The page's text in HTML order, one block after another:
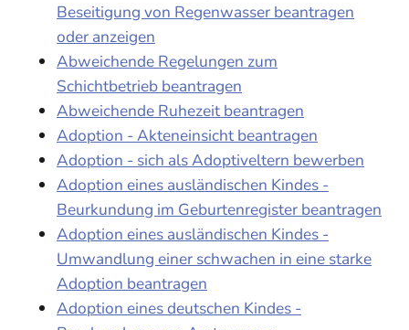
Beseitigung von Regenwasser beantragen
oder anzeigen
Abweichende Regelungen zum
Schichtbetrieb beantragen
Abweichende Ruhezeit beantragen
Adoption - Akteneinsicht beantragen
Adoption - sich als Adoptiveltern bewerben
Adoption eines ausländischen Kindes -
Beurkundung im Geburtenregister beantragen
Adoption eines ausländischen Kindes -
Umwandlung einer schwachen in eine starke
Adoption beantragen
Adoption eines deutschen Kindes -